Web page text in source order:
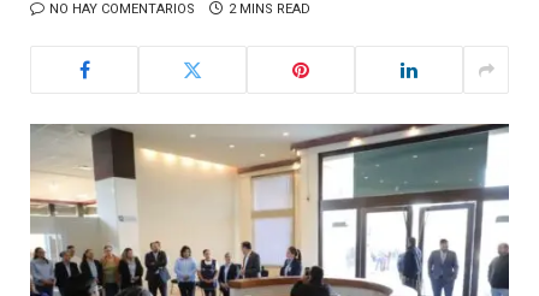
NO HAY COMENTARIOS 2 MINS READ